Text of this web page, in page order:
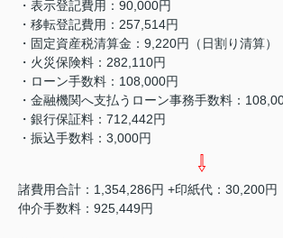
・表示登記費用：90,000円
・移転登記費用：257,514円
・固定資産税清算金：9,220円（日割り清算）
・火災保険料：282,110円
・ローン手数料：108,000円
・金融機関へ支払うローン事務手数料：
・銀行保証料：712,442円
・振込手数料：3,000円
⇩
諸費用合計：1,354,286円 +印紙代：30,200円
仲介手数料：925,449円